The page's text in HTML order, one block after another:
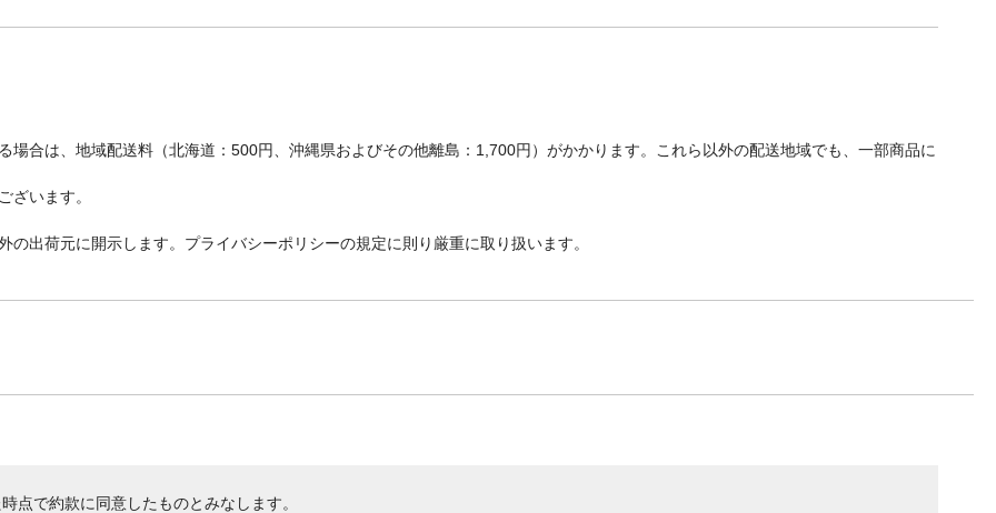
合は、地域配送料（北海道：500円、沖縄県およびその他離島：1,700円）がかかります。これら以外の配送地域でも、一部商品に
ざいます。
出荷元に開示します。プライバシーポリシーの規定に則り厳重に取り扱います。
点で約款に同意したものとみなします。